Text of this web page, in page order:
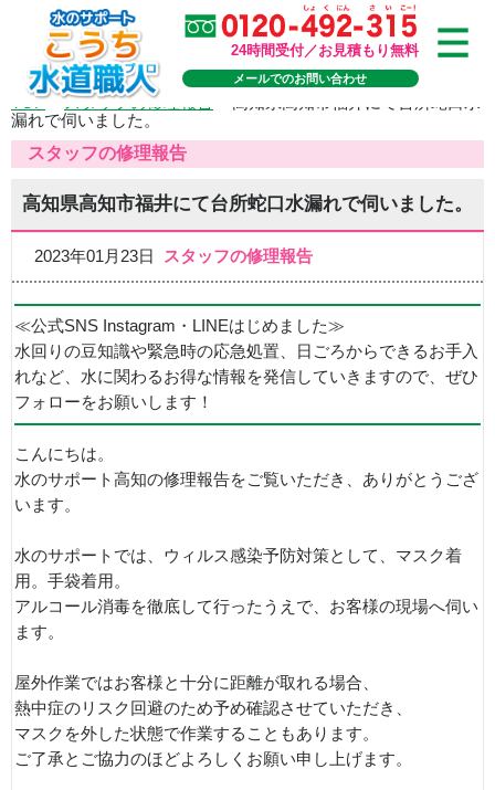
24時間受付／お見積もり無料
メールでのお問い合わせ
TOP>スタッフの修理報告
漏れで伺いました。
スタッフの修理報告
高知県高知市福井にて台所蛇口水漏れで伺いました。
2023年01月23日 スタッフの修理報告
≪公式SNS Instagram・LINEはじめました≫
水回りの豆知識や緊急時の応急処置、日ごろからできるお手入
れなど、水に関わるお得な情報を発信していきますので、ぜひ
フォローをお願いします！
こんにちは。
水のサポート高知の修理報告をご覧いただき、ありがとうござ
います。
水のサポートでは、ウィルス感染予防対策として、マスク着
用。手袋着用。
アルコール消毒を徹底して行ったうえで、お客様の現場へ伺い
ます。
屋外作業ではお客様と十分に距離が取れる場合、
熱中症のリスク回避のため予め確認させていただき、
マスクを外した状態で作業することもあります。
ご了承とご協力のほどよろしくお願い申し上げます。